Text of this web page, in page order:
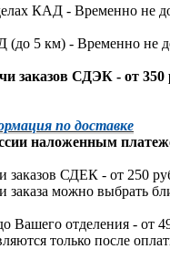
КАД - Временно не
(до 5 км) - Временно не
заказов СДЭК - от 350
по доставке
наложенным
заказов СДЕК - от 250
заказа можно выбрать
Вашего отделения - от
только после